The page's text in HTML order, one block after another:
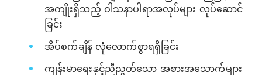
အကျိုးရှိသည့် ဝါသနာပါရာအလုပ်များ လုပ်ဆောင်
ခြင်း
အိပ်စက်ချိန် လုံလောက်စွာရရှိခြင်း
ကျန်းမာရေးနှင့်ညီညွတ်သော အစားအသောက်များ